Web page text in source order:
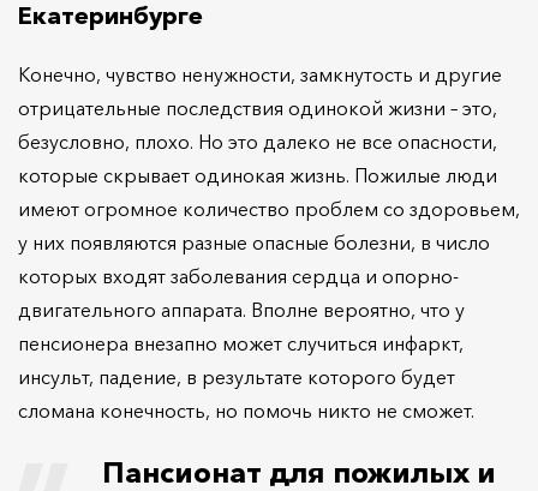
Екатеринбурге
Конечно, чувство ненужности, замкнутость и другие
отрицательные последствия одинокой жизни – это,
безусловно, плохо. Но это далеко не все опасности,
которые скрывает одинокая жизнь. Пожилые люди
имеют огромное количество проблем со здоровьем,
у них появляются разные опасные болезни, в число
которых входят заболевания сердца и опорно-
двигательного аппарата. Вполне вероятно, что у
пенсионера внезапно может случиться инфаркт,
инсульт, падение, в результате которого будет
сломана конечность, но помочь никто не сможет.
Пансионат для пожилых и